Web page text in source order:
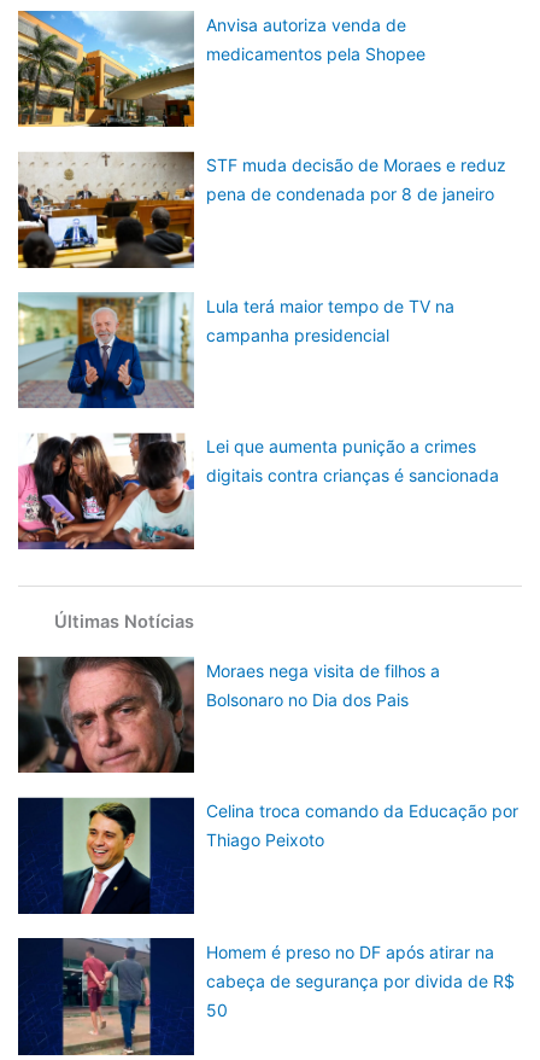
Anvisa autoriza venda de
medicamentos pela Shopee
STF muda decisão de Moraes e reduz
pena de condenada por 8 de janeiro
Lula terá maior tempo de TV na
campanha presidencial
Lei que aumenta punição a crimes
digitais contra crianças é sancionada
Últimas Notícias
Moraes nega visita de filhos a
Bolsonaro no Dia dos Pais
Celina troca comando da Educação por
Thiago Peixoto
Homem é preso no DF após atirar na
cabeça de segurança por divida de R$
50